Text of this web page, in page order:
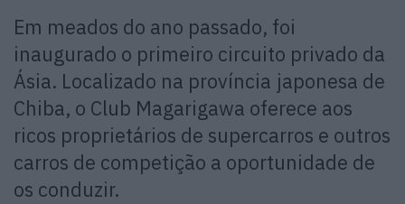
Em meados do ano passado, foi
inaugurado o primeiro circuito privado da
Ásia. Localizado na província japonesa de
Chiba, o Club Magarigawa oferece aos
ricos proprietários de supercarros e outros
carros de competição a oportunidade de
os conduzir.